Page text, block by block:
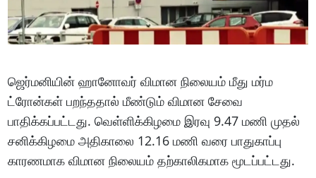
ஜெர்மனியின் ஹானோவர் விமான நிலையம் மீது மர்ம
ட்ரோன்கள் பறந்ததால் மீண்டும் விமான சேவை
பாதிக்கப்பட்டது. வெள்ளிக்கிழமை இரவு 9.47 மணி முதல்
சனிக்கிழமை அதிகாலை 12.16 மணி வரை பாதுகாப்பு
காரணமாக விமான நிலையம் தற்காலிகமாக மூடப்பட்டது.